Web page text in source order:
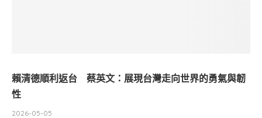
賴清德順利返台 蔡英文：展現台灣走向世界的勇氣與韌
性
2026-05-05